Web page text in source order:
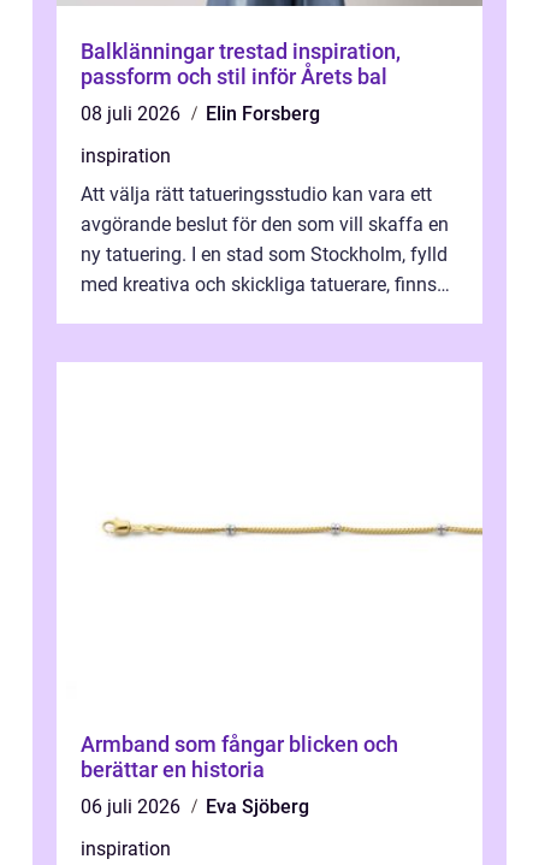
Balklänningar trestad inspiration,
passform och stil inför Årets bal
08 juli 2026
Elin Forsberg
inspiration
Att välja rätt tatueringsstudio kan vara ett
avgörande beslut för den som vill skaffa en
ny tatuering. I en stad som Stockholm, fylld
med kreativa och skickliga tatuerare, finns
Armband som fångar blicken och
berättar en historia
06 juli 2026
Eva Sjöberg
inspiration